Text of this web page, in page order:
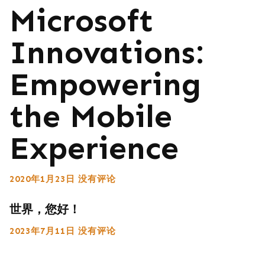
Microsoft
Innovations:
Empowering
the Mobile
Experience
2020年1月23日 没有评论
世界，您好！
2023年7月11日 没有评论